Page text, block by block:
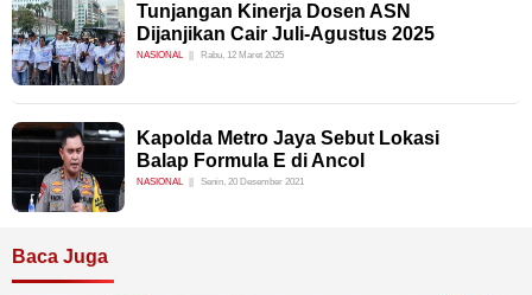
Tunjangan Kinerja Dosen ASN
Dijanjikan Cair Juli-Agustus 2025
NASIONAL Rabu, 12 Maret 2025
Kapolda Metro Jaya Sebut Lokasi
Balap Formula E di Ancol
NASIONAL Senin, 20 Desember 2021
Baca Juga